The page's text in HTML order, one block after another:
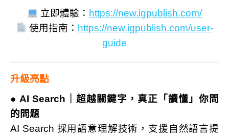
立即體驗： https://new.igpublish.com/
使用指南： https://new.igpublish.com/user-
guide
升級亮點
● AI Search｜超越關鍵字，真正「讀懂」你問
的問題
AI Search 採用語意理解技術，支援自然語言提